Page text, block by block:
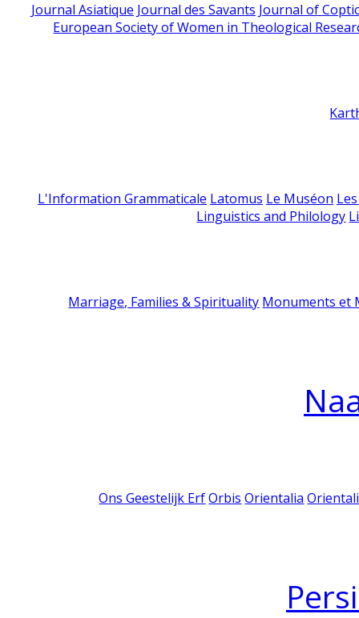
Journal Asiatique Journal des Savants Journal of
European Society of Women in Theological
L'Information Grammaticale Latomus Le Muséon
Linguistics and Philology
Marriage, Families & Spirituality Monuments et
Ons Geestelijk Erf Orbis Orientalia